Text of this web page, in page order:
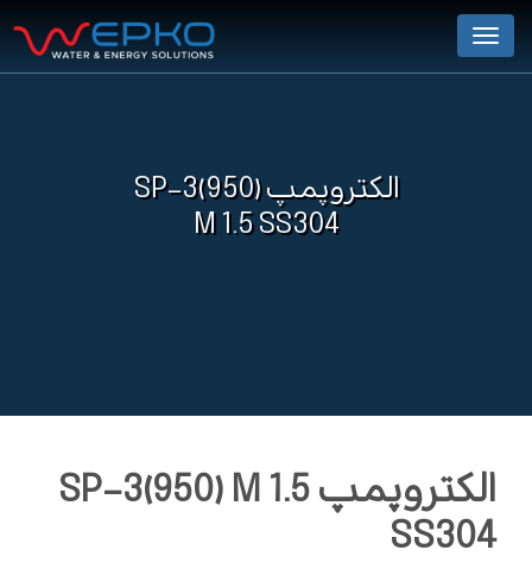
Menu
الکتروپمپ SP-3(950)
M 1.5 SS304
الکتروپمپ SP-3(950) M 1.5
SS304